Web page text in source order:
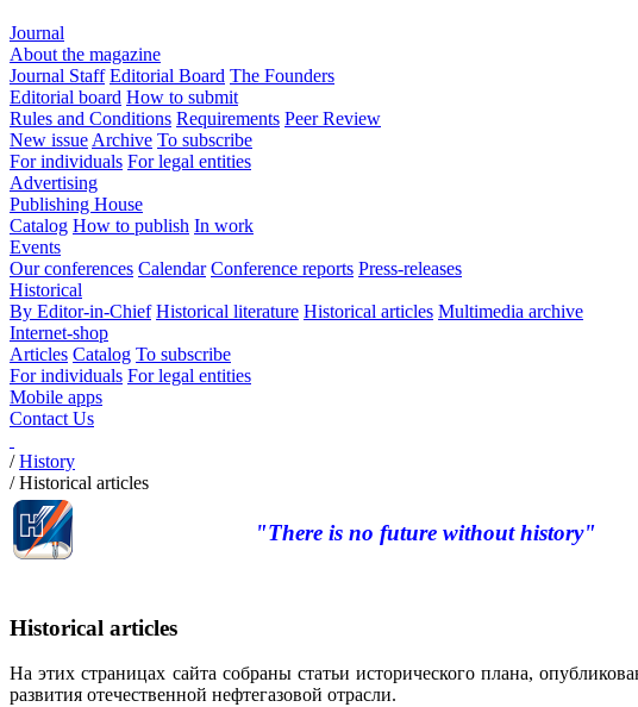
Journal
About the magazine
Journal Staff Editorial Board The Founders
Editorial board How to submit
Rules and Conditions Requirements Peer Review
New issue Archive To subscribe
For individuals For legal entities
Advertising
Publishing House
Catalog How to publish In work
Events
Our conferences Calendar Conference reports Press-releases
Historical
By Editor-in-Chief Historical literature Historical articles Multimedia archive
Internet-shop
Articles Catalog To subscribe
For individuals For legal entities
Mobile apps
Contact Us
/History
/Historical articles
"There is no future without history"
Historical articles
На этих страницах сайта собраны статьи исторического плана,
развития отечественной нефтегазовой отрасли.